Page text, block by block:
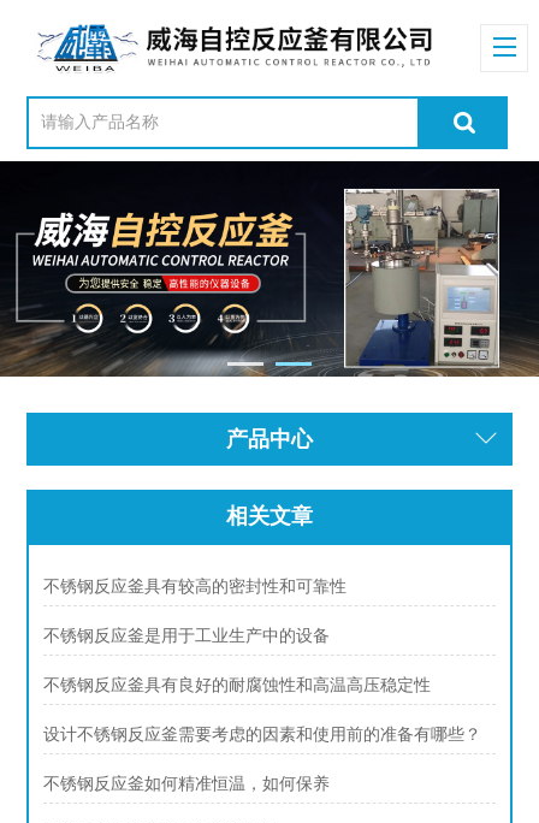
产品中心
相关文章
不锈钢反应釜具有较高的密封性和可靠性
不锈钢反应釜是用于工业生产中的设备
不锈钢反应釜具有良好的耐腐蚀性和高温高压稳定性
设计不锈钢反应釜需要考虑的因素和使用前的准备有哪些？
不锈钢反应釜如何精准恒温，如何保养